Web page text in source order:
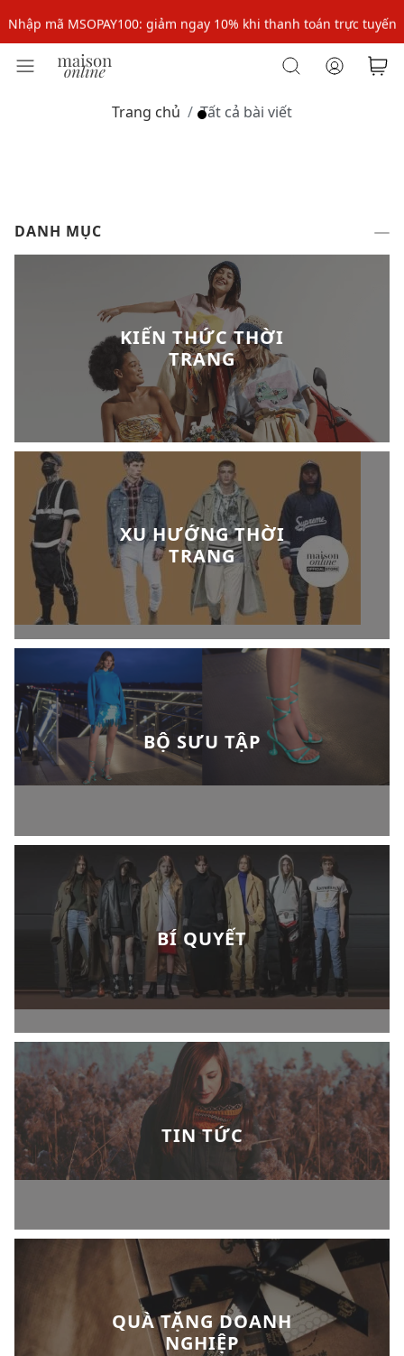
Nhập mã MSOPAY100: giảm ngay 10% khi thanh toán trực tuyến
Nhập mã: MSOXINCHAO - Giảm 10% đơn đầu cho thành viên mới!
Nhập mã: MSOXINCHAO - Giảm 10% đơn đầu cho thành viên mới!
Trang chủ Tất cả bài viết
DANH MỤC
KIẾN THỨC THỜI
TRANG
XU HƯỚNG THỜI
TRANG
BỘ SƯU TẬP
BÍ QUYẾT
TIN TỨC
QUÀ TẶNG DOANH
NGHIỆP